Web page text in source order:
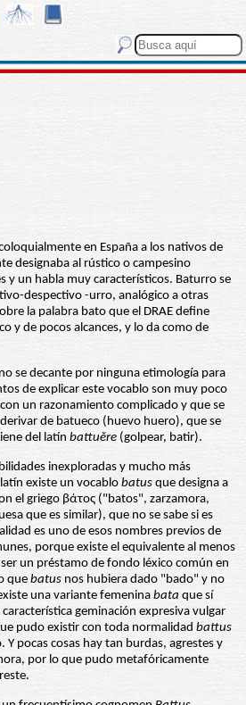
en España a los nativos de
designaba al rústico o campesino
y un habla muy característicos. Baturro se
despectivo -urro, analógico a otras
la palabra bato que el DRAE define
y de pocos alcances, y lo da como de
se decante por ninguna etimología para
de explicar este vocablo son muy poco
un razonamiento complicado y que se
de batueco (huevo huero), que se
del latín battuĕre (golpear, batir).
inexploradas y mucho más
existe un vocablo batus que designa a
el griego βάτος ("batos", zarzamora,
que es similar), que no se sabe si es
es uno de esos nombres previos de
porque existe el equivalente al menos
un préstamo de fondo léxico común en
que batus nos hubiera dado "bado" y no
una variante femenina bata que sí
geminación expresiva vulgar
pudo existir con toda normalidad battus
pocas cosas hay tan burdas, agrestes y
por lo que pudo metafóricamente